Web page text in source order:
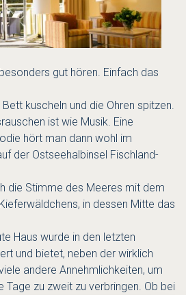
gut hören. Einfach das
kuscheln und die Ohren spitzen.
ist wie Musik. Eine
hört man dann wohl im
der Ostseehalbinsel Fischland-
die Stimme des Meeres mit dem
in dessen Mitte das
Haus wurde in den letzten
und bietet, neben der wirklich
andere Annehmlichkeiten, um
Tage zu zweit zu verbringen. Ob bei